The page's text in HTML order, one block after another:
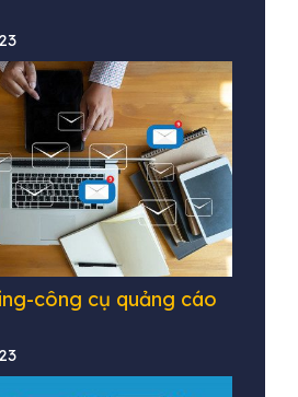
công cụ quảng cáo